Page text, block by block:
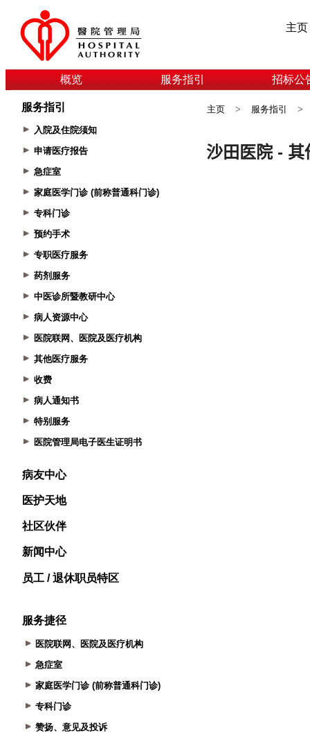
主页
概览 服务指引 招标公
服务指引
入院及住院须知
申请医疗报告
急症室
家庭医学门诊 (前称普通科门诊)
专科门诊
预约手术
专职医疗服务
药剂服务
中医诊所暨教研中心
病人资源中心
医院联网、医院及医疗机构
其他医疗服务
收费
病人通知书
特别服务
医院管理局电子医生证明书
病友中心
医护天地
社区伙伴
新闻中心
员工 / 退休职员特区
服务捷径
医院联网、医院及医疗机构
急症室
家庭医学门诊 (前称普通科门诊)
专科门诊
赞扬、意见及投诉
主页 > 服务指引 >